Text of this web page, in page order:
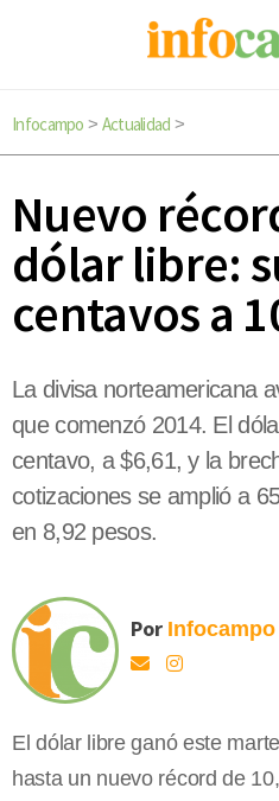
Infocampo > Actualidad >
Nuevo
dólar libre:
centavos a
La divisa norteamericana
que comenzó 2014. El
centavo, a $6,61, y la
cotizaciones se amplió a
en 8,92 pesos.
Por Infocampo
El dólar libre ganó este
hasta un nuevo récord de